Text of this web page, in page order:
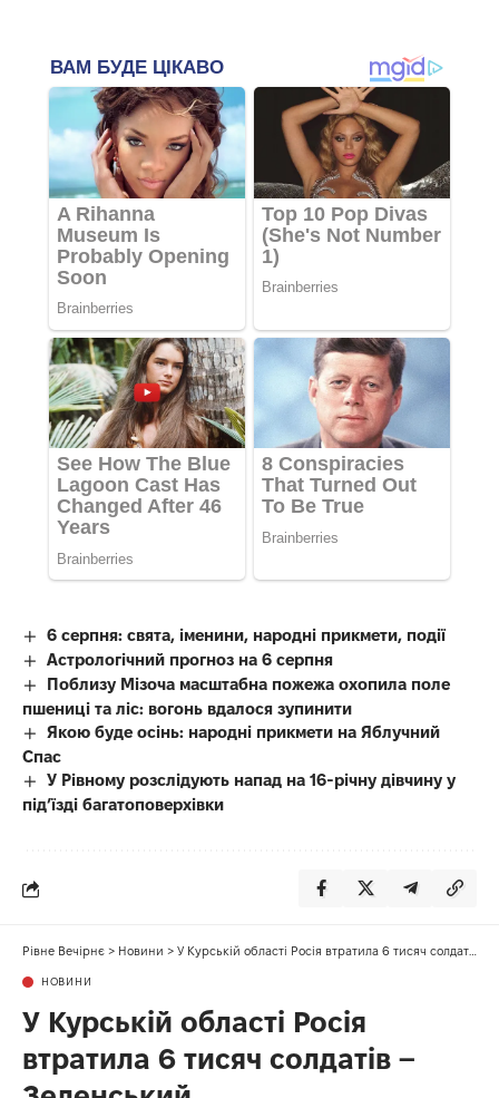
6 серпня: свята, іменини, народні прикмети, події
Астрологічний прогноз на 6 серпня
Поблизу Мізоча масштабна пожежа охопила поле
пшениці та ліс: вогонь вдалося зупинити
Якою буде осінь: народні прикмети на Яблучний
Спас
У Рівному розслідують напад на 16-річну дівчину у
під’їзді багатоповерхівки
Рівне Вечірнє > Новини > У Курській області Росія втратила 6 тисяч солдатів – Зеленський
НОВИНИ
У Курській області Росія
втратила 6 тисяч солдатів –